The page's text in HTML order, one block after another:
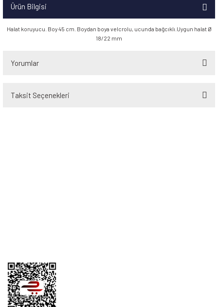
Ürün Bilgisi
Halat koruyucu. Boy 45 cm. Boydan boya velcrolu, ucunda bağcıklı.Uygun halat Ø
18/22 mm
Yorumlar
Taksit Seçenekleri